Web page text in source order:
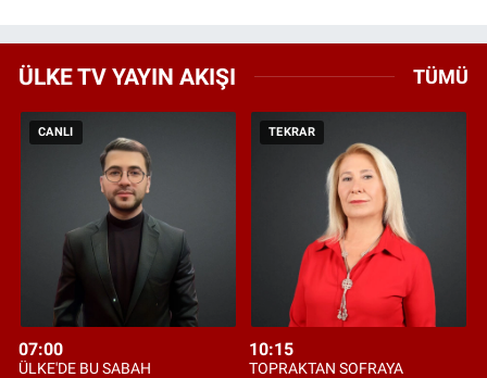
ÜLKE TV YAYIN AKIŞI TÜMÜ
CANLI
07:00
ÜLKE'DE BU SABAH
TEKRAR
10:15
TOPRAKTAN SOFRAYA